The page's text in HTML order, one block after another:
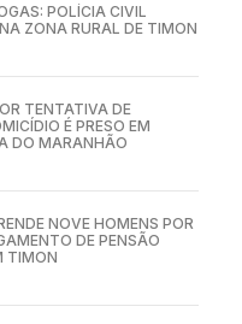
POLÍCIA CIVIL
ZONA RURAL DE TIMON
TENTATIVA DE
É PRESO EM
DO MARANHÃO
NOVE HOMENS POR
DE PENSÃO
TIMON